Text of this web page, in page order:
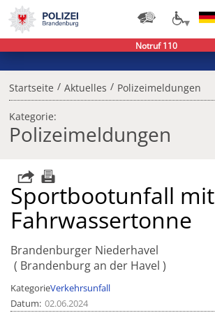
Startseite / Aktuelles / Polizeimeldungen
Kategorie:
Polizeimeldungen
Sportbootunfall mit
Fahrwassertonne
Brandenburger Niederhavel
Brandenburg an der Havel
KategorieVerkehrsunfall
Datum 02.06.2024
Notruf 110